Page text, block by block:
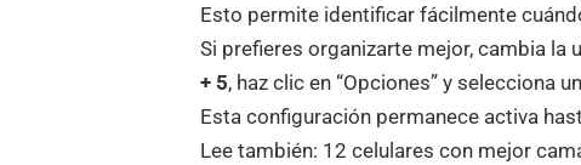
Esto permite identificar fácilmente
Si prefieres organizarte mejor, cambia
+ 5, haz clic en “Opciones” y selecciona
Esta configuración permanece activa
Lee también: 12 celulares con mejor